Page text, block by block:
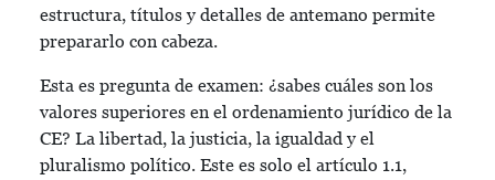
estructura, títulos y detalles de antemano permite
prepararlo con cabeza.
Esta es pregunta de examen: ¿sabes cuáles son los
valores superiores en el ordenamiento jurídico de la
CE? La libertad, la justicia, la igualdad y el
pluralismo político. Este es solo el artículo 1.1,